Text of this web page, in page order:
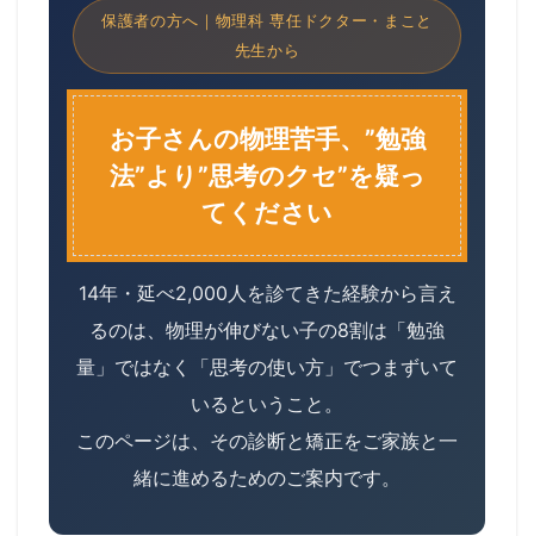
保護者の方へ｜物理科 専任ドクター・まこと
先生から
お子さんの物理苦手、”勉強
法”より”思考のクセ”を疑っ
てください
14年・延べ2,000人を診てきた経験から言え
るのは、物理が伸びない子の8割は「勉強
量」ではなく「思考の使い方」でつまずいて
いるということ。
このページは、その診断と矯正をご家族と一
緒に進めるためのご案内です。